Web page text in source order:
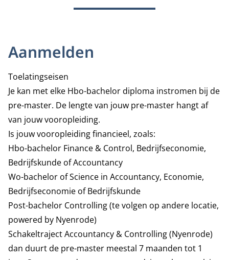
Aanmelden
Toelatingseisen
Je kan met elke Hbo-bachelor diploma instromen bij de
pre-master. De lengte van jouw pre-master hangt af
van jouw vooropleiding.
Is jouw vooropleiding financieel, zoals:
Hbo-bachelor Finance & Control, Bedrijfseconomie,
Bedrijfskunde of Accountancy
Wo-bachelor of Science in Accountancy, Economie,
Bedrijfseconomie of Bedrijfskunde
Post-bachelor Controlling (te volgen op andere locatie,
powered by Nyenrode)
Schakeltraject Accountancy & Controlling (Nyenrode)
dan duurt de pre-master meestal 7 maanden tot 1